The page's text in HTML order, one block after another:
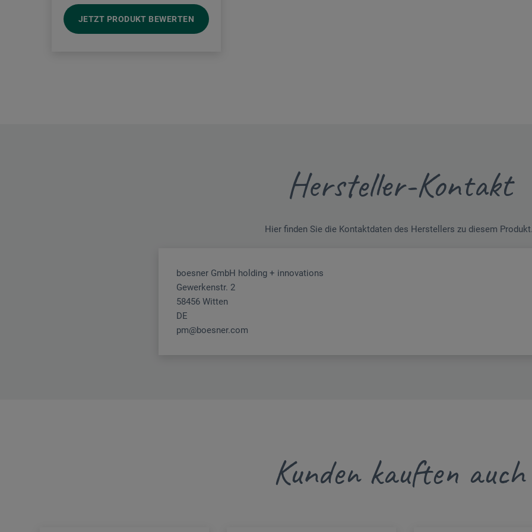
JETZT PRODUKT BEWERTEN
Hersteller-Kontakt
Hier finden Sie die Kontaktdaten des Herstellers zu diesem
boesner GmbH holding + innovations
Gewerkenstr. 2
58456 Witten
DE
pm@boesner.com
Kunden kauften auch